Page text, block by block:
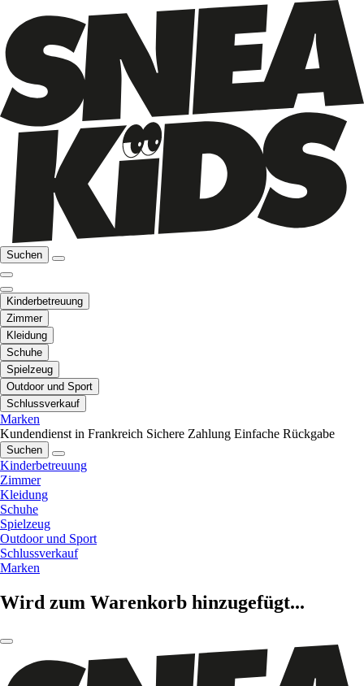
Suchen
Kinderbetreuung
Zimmer
Kleidung
Schuhe
Spielzeug
Outdoor und Sport
Schlussverkauf
Marken
Kundendienst in Frankreich Sichere Zahlung Einfache Rückgabe
Suchen
Kinderbetreuung
Zimmer
Kleidung
Schuhe
Spielzeug
Outdoor und Sport
Schlussverkauf
Marken
Wird zum Warenkorb hinzugefügt...